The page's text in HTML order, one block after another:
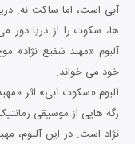
آبی است، اما ساکت نه.
ها، سکوت را از دریا دور
آلبوم «مهبد شفیع نژاد»
خود می خواند.
آلبوم «سکوت آبی» اثر
رگه هایی از موسیقی
نژاد است. در این آلبوم،